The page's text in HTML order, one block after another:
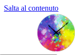
Salta al contenuto